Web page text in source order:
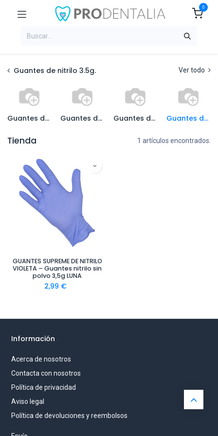
0
Guantes de nitrilo 3.5g. Ver todo
Guantes de nitrilo azul Guantes de nitrilo blanco Guantes de nitrilo negro Guantes de nitrilo violeta
Tienda 1 artículos encontrados.
GUANTES SUPREME DE NITRILO
VIOLETA – Guantes nitrilo sin
polvo 3,5g LUNA
2,99 €
Información
Acerca de nosotros
Contacta con nosotros
Política de privacidad
Aviso legal
Política de devoluciones y reembolsos